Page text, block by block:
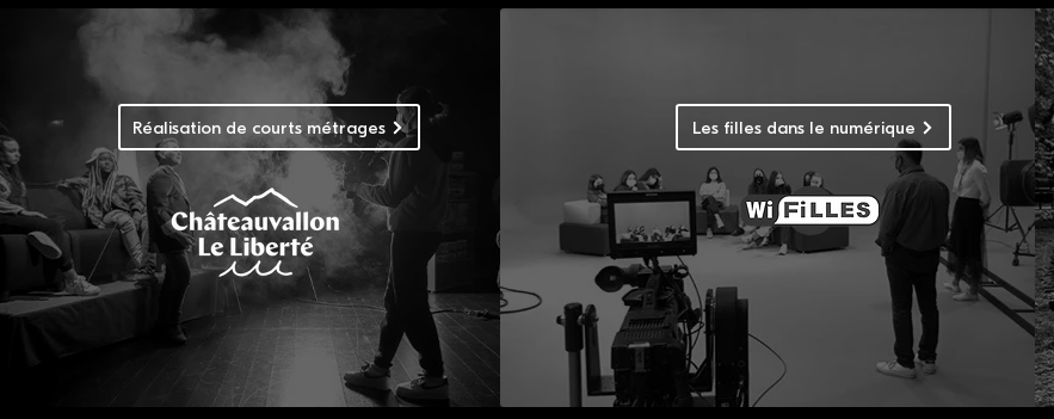
Réalisation de courts métrages Les filles dans le numérique